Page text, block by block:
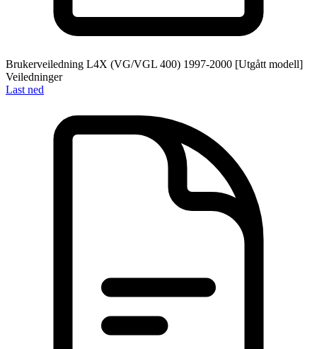
Brukerveiledning L4X (VG/VGL 400) 1997-2000 [Utgått modell]
Veiledninger
Last ned